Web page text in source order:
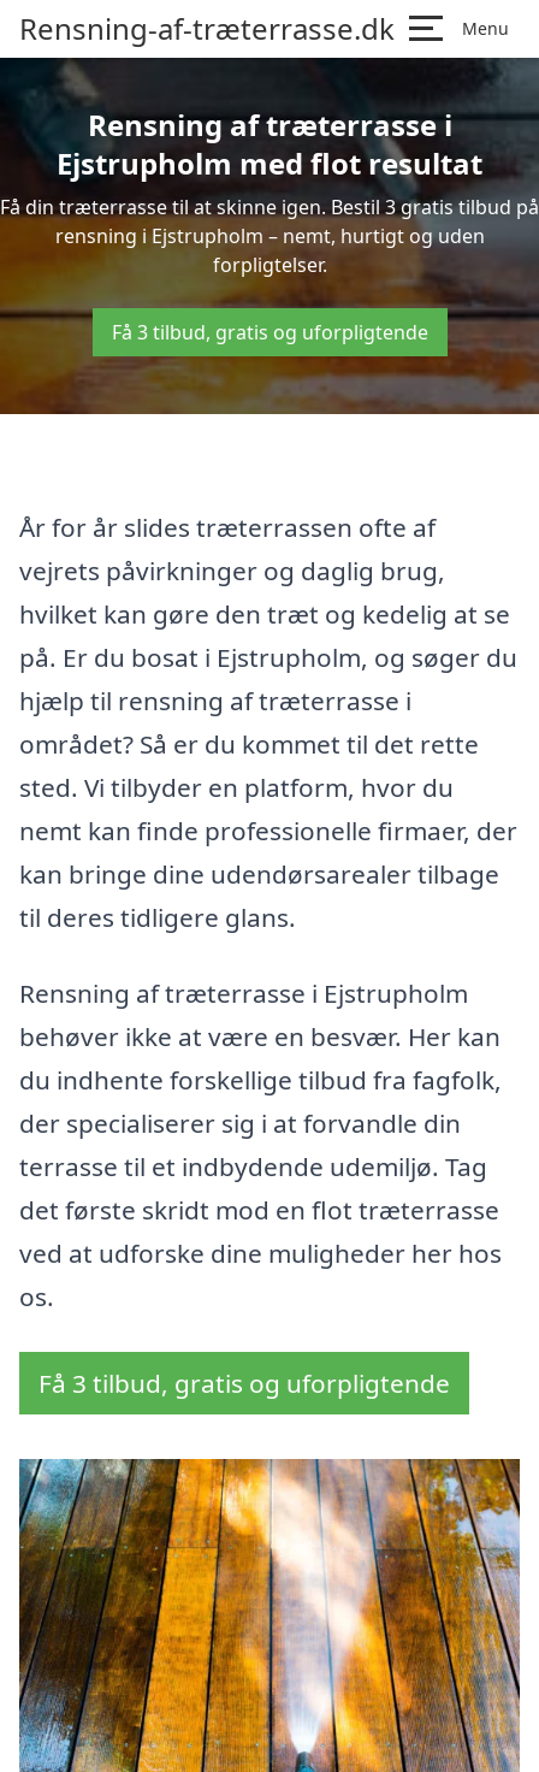
Rensning-af-træterrasse.dk Menu
Rensning af træterrasse i
Ejstrupholm med flot resultat
Få din træterrasse til at skinne igen. Bestil 3 gratis tilbud på
rensning i Ejstrupholm – nemt, hurtigt og uden
forpligtelser.
Få 3 tilbud, gratis og uforpligtende
År for år slides træterrassen ofte af
vejrets påvirkninger og daglig brug,
hvilket kan gøre den træt og kedelig at se
på. Er du bosat i Ejstrupholm, og søger du
hjælp til rensning af træterrasse i
området? Så er du kommet til det rette
sted. Vi tilbyder en platform, hvor du
nemt kan finde professionelle firmaer, der
kan bringe dine udendørsarealer tilbage
til deres tidligere glans.
Rensning af træterrasse i Ejstrupholm
behøver ikke at være en besvær. Her kan
du indhente forskellige tilbud fra fagfolk,
der specialiserer sig i at forvandle din
terrasse til et indbydende udemiljø. Tag
det første skridt mod en flot træterrasse
ved at udforske dine muligheder her hos
os.
Få 3 tilbud, gratis og uforpligtende